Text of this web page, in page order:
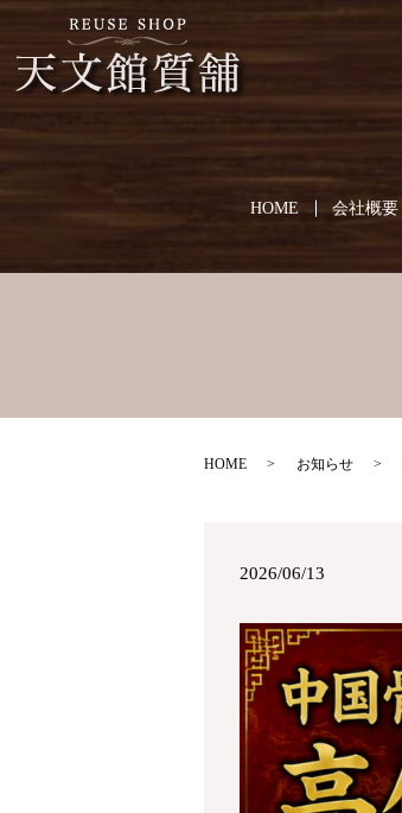
HOME 会社概要
HOME お知らせ
2026/06/13